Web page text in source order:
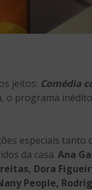
jeitos: Comédia
o programa
especiais tanto
da casa. Ana
Dora
People,